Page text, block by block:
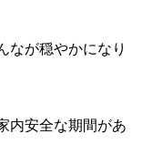
なが穏やかになり
内安全な期間があ